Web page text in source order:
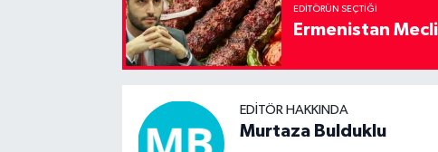
EDITÖRÜN SEÇTIĞI
Ermenistan
EDITÖR HAKKINDA
Murtaza Bulduklu